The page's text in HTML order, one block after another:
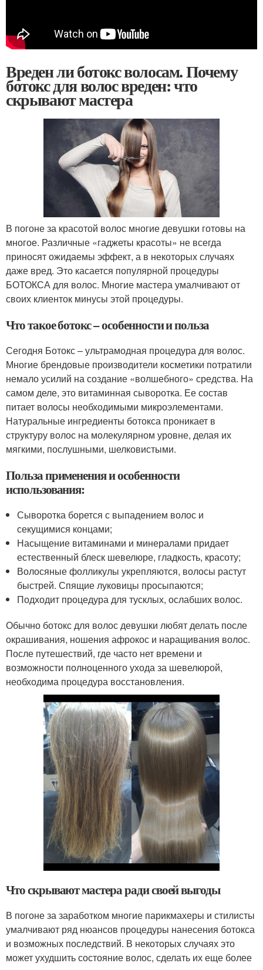
Вреден ли ботокс волосам. Почему
ботокс для волос вреден: что
скрывают мастера
В погоне за красотой волос многие девушки готовы на
многое. Различные «гаджеты красоты» не всегда
приносят ожидаемы эффект, а в некоторых случаях
даже вред. Это касается популярной процедуры
БОТОКСА для волос. Многие мастера умалчивают от
своих клиенток минусы этой процедуры.
Что такое ботокс – особенности и польза
Сегодня Ботокс – ультрамодная процедура для волос.
Многие брендовые производители косметики потратили
немало усилий на создание «волшебного» средства. На
самом деле, это витаминная сыворотка. Ее состав
питает волосы необходимыми микроэлементами.
Натуральные ингредиенты ботокса проникает в
структуру волос на молекулярном уровне, делая их
мягкими, послушными, шелковистыми.
Польза применения и особенности
использования:
Сыворотка борется с выпадением волос и
секущимися концами;
Насыщение витаминами и минералами придает
естественный блеск шевелюре, гладкость, красоту;
Волосяные фолликулы укрепляются, волосы растут
быстрей. Спящие луковицы просыпаются;
Подходит процедура для тусклых, ослабших волос.
Обычно ботокс для волос девушки любят делать после
окрашивания, ношения афрокос и наращивания волос.
После путешествий, где часто нет времени и
возможности полноценного ухода за шевелюрой,
необходима процедура восстановления.
Что скрывают мастера ради своей выгоды
В погоне за заработком многие парикмахеры и стилисты
умалчивают ряд нюансов процедуры нанесения ботокса
и возможных последствий. В некоторых случаях это
может ухудшить состояние волос, сделать их еще более